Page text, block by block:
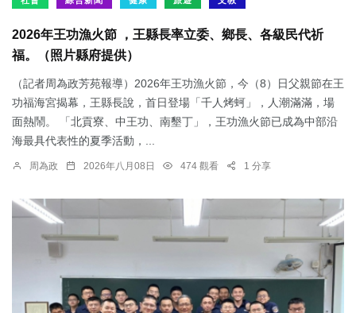
2026年王功漁火節 ，王縣長率立委、鄉長、各級民代祈
福。（照片縣府提供）
（記者周為政芳苑報導）2026年王功漁火節，今（8）日父親節在王
功福海宮揭幕，王縣長說，首日登場「千人烤蚵」，人潮滿滿，場
面熱鬧。 「北貢寮、中王功、南墾丁」，王功漁火節已成為中部沿
海最具代表性的夏季活動，...
周為政 2026年八月08日 474 觀看 1 分享